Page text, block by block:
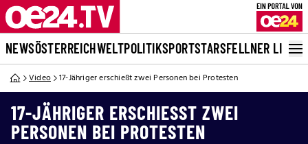
NEWSÖSTERREICHWELTPOLITIKSPORTSTARSFELLNER LIVE
Video 17-Jähriger erschießt zwei Personen bei Protesten
17-JÄHRIGER ERSCHIESST ZWEI P
ERSONEN BEI PROTESTEN